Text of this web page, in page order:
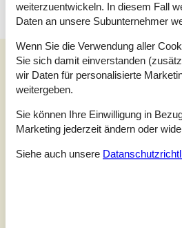
Unsere
Unsere GästebewertungenExterne
4,0 Bezogen
Letzte Bewertung ist vom
weiterzuentwickeln. In diesem Fall
Daten an unsere Subunternehmer
Wenn Sie die Verwendung aller
Sie sich damit einverstanden
wir Daten für personalisierte
weitergeben.
Sie können Ihre Einwilligung in
Marketing jederzeit ändern oder
Siehe auch unsere